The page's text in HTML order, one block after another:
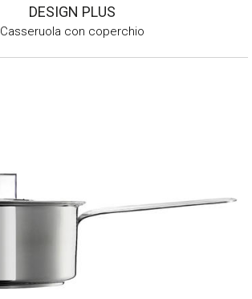
DESIGN PLUS
Casseruola con coperchio